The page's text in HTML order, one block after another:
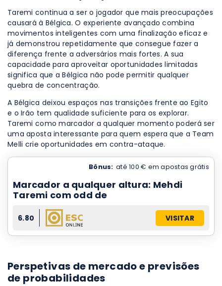
Taremi continua a ser o jogador que mais preocupações
causará à Bélgica. O experiente avançado combina
movimentos inteligentes com uma finalização eficaz e
já demonstrou repetidamente que consegue fazer a
diferença frente a adversários mais fortes. A sua
capacidade para aproveitar oportunidades limitadas
significa que a Bélgica não pode permitir qualquer
quebra de concentração.
A Bélgica deixou espaços nas transições frente ao Egito
e o Irão tem qualidade suficiente para os explorar.
Taremi como marcador a qualquer momento poderá ser
uma aposta interessante para quem espera que a Team
Melli crie oportunidades em contra-ataque.
Bônus: até 100 € em apostas grátis
Marcador a qualquer altura: Mehdi
Taremi com odd de
6.80 VISITAR
Perspetivas de mercado e previsões
de probabilidades